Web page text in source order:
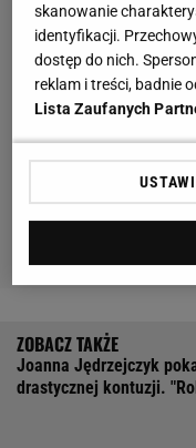
Joanna Jędrzejczyk
drastycznej kontuzji.
skanowanie
identyfikacji.
dostęp do nich.
reklam i treści, badnie
Lista Zaufanych